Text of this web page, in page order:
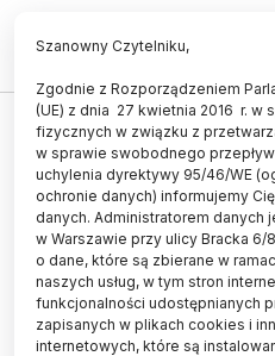
UCZELNIE I INSTYTUCJE
2 mln zł dla
na sprzęt do
27.03.2024
aktualizacja:
2 minuty czytania
Szanowny Czytelniku,
Zgodnie z Rozporządzeniem
(UE) z dnia 27 kwietnia 2016 r. w
fizycznych w związku z
w sprawie swobodnego
uchylenia dyrektywy 95/46/WE
ochronie danych) informujemy
danych. Administratorem danych
w Warszawie przy ulicy Bracka 6/
o dane, które są zbierane w
naszych usług, w tym stron
funkcjonalności udostępnianych
zapisanych w plikach cookies i
internetowych, które są